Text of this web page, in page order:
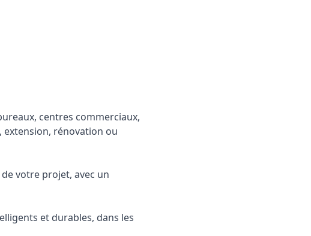
centres commerciaux,
extension, rénovation ou
votre projet, avec un
et durables, dans les